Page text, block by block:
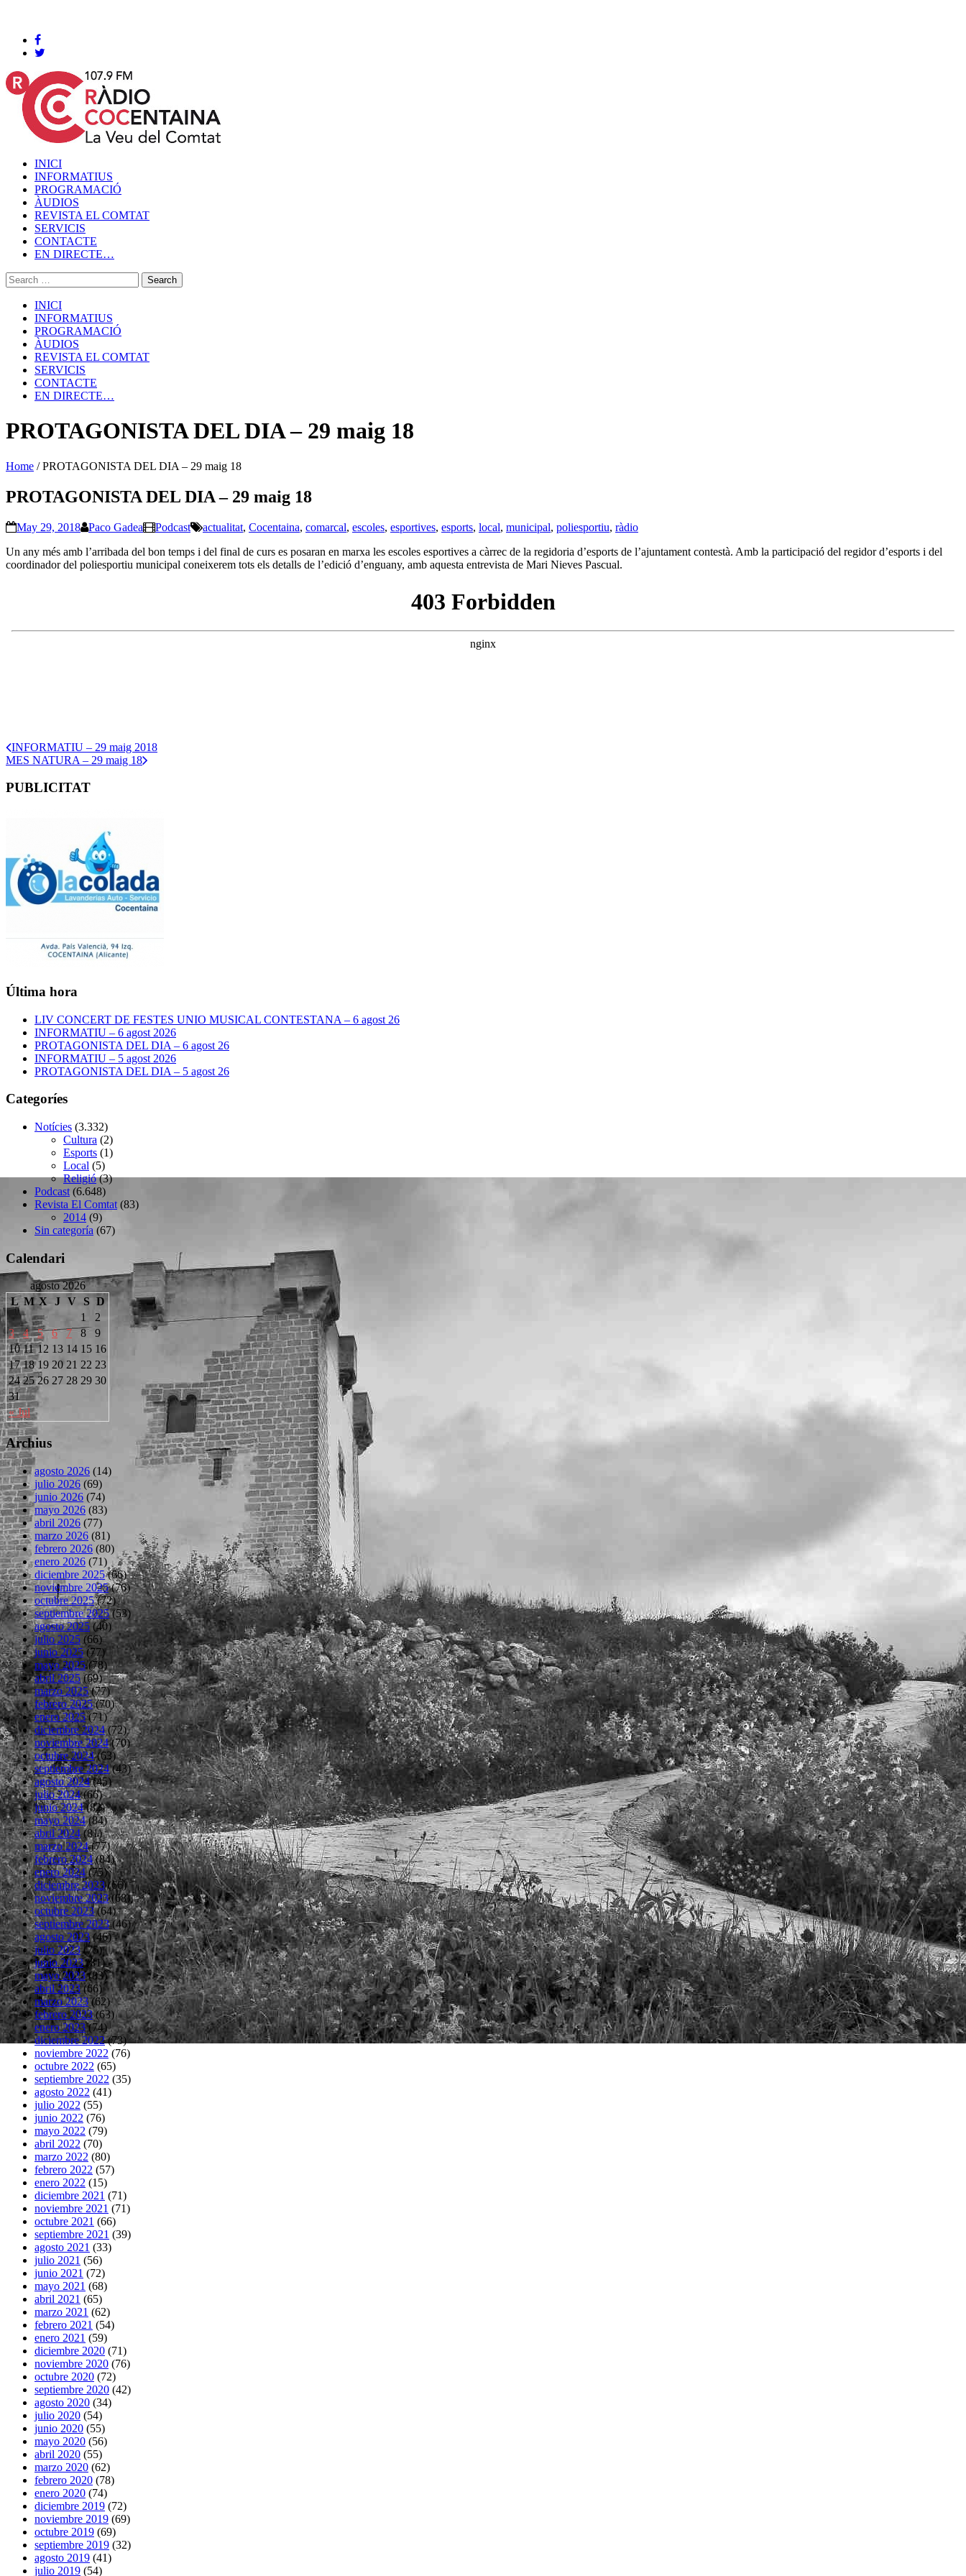
INICI
INFORMATIUS
PROGRAMACIÓ
ÀUDIOS
REVISTA EL COMTAT
SERVICIS
CONTACTE
EN DIRECTE…
INICI
INFORMATIUS
PROGRAMACIÓ
ÀUDIOS
REVISTA EL COMTAT
SERVICIS
CONTACTE
EN DIRECTE…
PROTAGONISTA DEL DIA – 29 maig 18
Home /PROTAGONISTA DEL DIA – 29 maig 18
PROTAGONISTA DEL DIA – 29 maig 18
May 29, 2018 Paco Gadea Podcast actualitat, Cocentaina, comarcal, escoles, esportives, esports, local, municipal, poliesportiu, ràdio
Un any més amb l’arribada del bon temps i del final de curs es posaran en marxa les escoles esportives a càrrec de la regidoria d’esports de l’ajuntament contestà. Amb la participació del regidor d’esports i del
coordinador del poliesportiu municipal coneixerem tots els detalls de l’edició d’enguany, amb aquesta entrevista de Mari Nieves Pascual.
INFORMATIU – 29 maig 2018
MES NATURA – 29 maig 18
PUBLICITAT
Última hora
LIV CONCERT DE FESTES UNIO MUSICAL CONTESTANA – 6 agost 26
INFORMATIU – 6 agost 2026
PROTAGONISTA DEL DIA – 6 agost 26
INFORMATIU – 5 agost 2026
PROTAGONISTA DEL DIA – 5 agost 26
Categoríes
Notícies (3.332)
Cultura (2)
Esports (1)
Local (5)
Religió(3)
Podcast (6.648)
Revista El Comtat (83)
2014 (9)
Sin categoría (67)
Calendari
agosto 2026
L M X J V S D
« Jul
1
2
3
4 5 6 7 8
9
10 11 12 13 14 15 16
17 18 19 20 21 22 23
24 25 26 27 28 29 30
31
Archius
agosto 2026 (14)
julio 2026 (69)
junio 2026 (74)
mayo 2026 (83)
abril 2026 (77)
marzo 2026 (81)
febrero 2026 (80)
enero 2026 (71)
diciembre 2025(66)
noviembre 2025(76)
octubre 2025(72)
septiembre 2025(53)
agosto 2025(40)
julio 2025 (66)
junio 2025(77)
mayo 2025(78)
abril 2025(69)
marzo 2025(77)
febrero 2025(70)
enero 2025(71)
diciembre 2024(72)
noviembre 2024(70)
octubre 2024(63)
septiembre 2024(43)
agosto 2024(45)
julio 2024(66)
junio 2024(82)
mayo 2024(84)
abril 2024(81)
marzo 2024(77)
febrero 2024(84)
enero 2024(75)
diciembre 2023(66)
noviembre 2023(68)
octubre 2023(64)
septiembre 2023(46)
agosto 2023(46)
julio 2023(75)
junio 2023(81)
mayo 2023(83)
abril 2023(66)
marzo 2023(62)
febrero 2023(63)
enero 2023(74)
diciembre 2022(73)
noviembre 2022 (76)
octubre 2022 (65)
septiembre 2022 (35)
agosto 2022 (41)
julio 2022 (55)
junio 2022 (76)
mayo 2022 (79)
abril 2022 (70)
marzo 2022 (80)
febrero 2022 (57)
enero 2022 (15)
diciembre 2021 (71)
noviembre 2021 (71)
octubre 2021 (66)
septiembre 2021 (39)
agosto 2021 (33)
julio 2021 (56)
junio 2021 (72)
mayo 2021 (68)
abril 2021 (65)
marzo 2021 (62)
febrero 2021 (54)
enero 2021 (59)
diciembre 2020 (71)
noviembre 2020 (76)
octubre 2020 (72)
septiembre 2020 (42)
agosto 2020 (34)
julio 2020 (54)
junio 2020 (55)
mayo 2020 (56)
abril 2020 (55)
marzo 2020 (62)
febrero 2020 (78)
enero 2020 (74)
diciembre 2019 (72)
noviembre 2019 (69)
octubre 2019 (69)
septiembre 2019 (32)
agosto 2019 (41)
julio 2019 (54)